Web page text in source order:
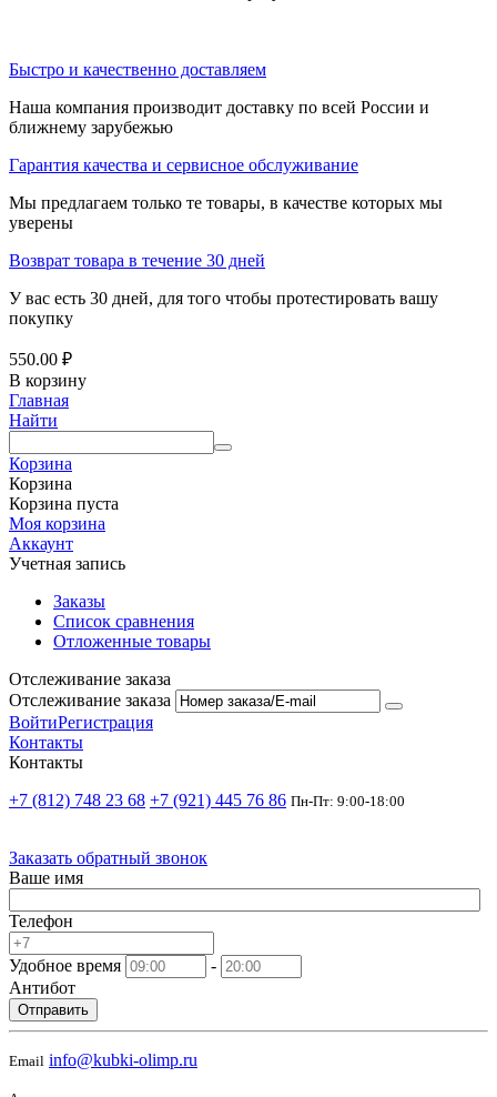
Быстро и качественно доставляем
Наша компания производит доставку по всей России и
ближнему зарубежью
Гарантия качества и сервисное обслуживание
Мы предлагаем только те товары, в качестве которых мы
уверены
Возврат товара в течение 30 дней
У вас есть 30 дней, для того чтобы протестировать вашу
покупку
550.00 ₽
В корзину
Главная
Найти
Корзина
Корзина
Корзина пуста
Моя корзина
Аккаунт
Учетная запись
Заказы
Список сравнения
Отложенные товары
Отслеживание заказа
Отслеживание заказа
ВойтиРегистрация
Контакты
Контакты
+7 (812) 748 23 68 +7 (921) 445 76 86 Пн-Пт: 9:00-18:00
Заказать обратный звонок
Ваше имя
Телефон
Удобное время
-
Антибот
Отправить
Email info@kubki-olimp.ru